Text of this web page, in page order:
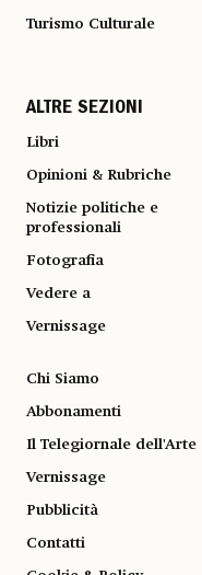
Turismo Culturale
ALTRE SEZIONI
Libri
Opinioni & Rubriche
Notizie politiche e
professionali
Fotografia
Vedere a
Vernissage
Chi Siamo
Abbonamenti
Il Telegiornale dell'Arte
Vernissage
Pubblicità
Contatti